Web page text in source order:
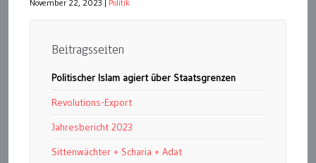
November 22, 2023 Politik
Beitragsseiten
Politischer Islam agiert über Staatsgrenzen
Revolutions-Export
Jahresbericht 2023
Sittenwächter + Scharia + Adat